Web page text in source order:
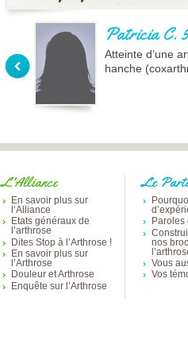
Patricia C.
Atteinte d’une
hanche
L'Alliance
En savoir plus sur
l’Alliance
Etats généraux de
l’arthrose
Dites Stop à l’Arthrose !
En savoir plus sur
l’Arthrose
Douleur et Arthrose
Enquête sur l’Arthrose
Le
Paroles
nos
Vous
Vos